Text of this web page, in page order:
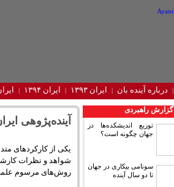
درباره آینده‌ بان ایران ۱۳۹۳ ایران ۱۳۹۴ ایران
گزارش راهبردی
توزیع اندیشکده‌ها در
جهان چگونه است؟
سونامی بیکاری در جهان
تا دو سال آینده
آینده‌پژوهی ایران ۱۳۹۶ – آرشیو فرآیند
یکی از کارکردهای
روش‌های مرسوم علمی